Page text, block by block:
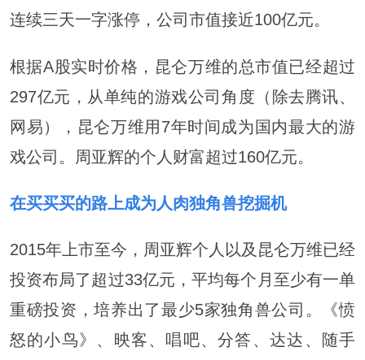
连续三天一字涨停，公司市值接近100亿元。
根据A股实时价格，昆仑万维的总市值已经超过
297亿元，从单纯的游戏公司角度（除去腾讯、
网易），昆仑万维用7年时间成为国内最大的游
戏公司。周亚辉的个人财富超过160亿元。
在买买买的路上成为人肉独角兽挖掘机
2015年上市至今，周亚辉个人以及昆仑万维已经
投资布局了超过33亿元，平均每个月至少有一单
重磅投资，培养出了最少5家独角兽公司。《愤
怒的小鸟》、映客、唱吧、分答、达达、随手